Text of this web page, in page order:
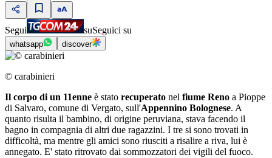
Segui suSeguici su
whatsapp discover
© carabinieri
Il corpo di un 11enne è stato recuperato nel fiume Reno a Pioppe
di Salvaro, comune di Vergato, sull'Appennino Bolognese. A
quanto risulta il bambino, di origine peruviana, stava facendo il
bagno in compagnia di altri due ragazzini. I tre si sono trovati in
difficoltà, ma mentre gli amici sono riusciti a risalire a riva, lui è
annegato. E' stato ritrovato dai sommozzatori dei vigili del fuoco.